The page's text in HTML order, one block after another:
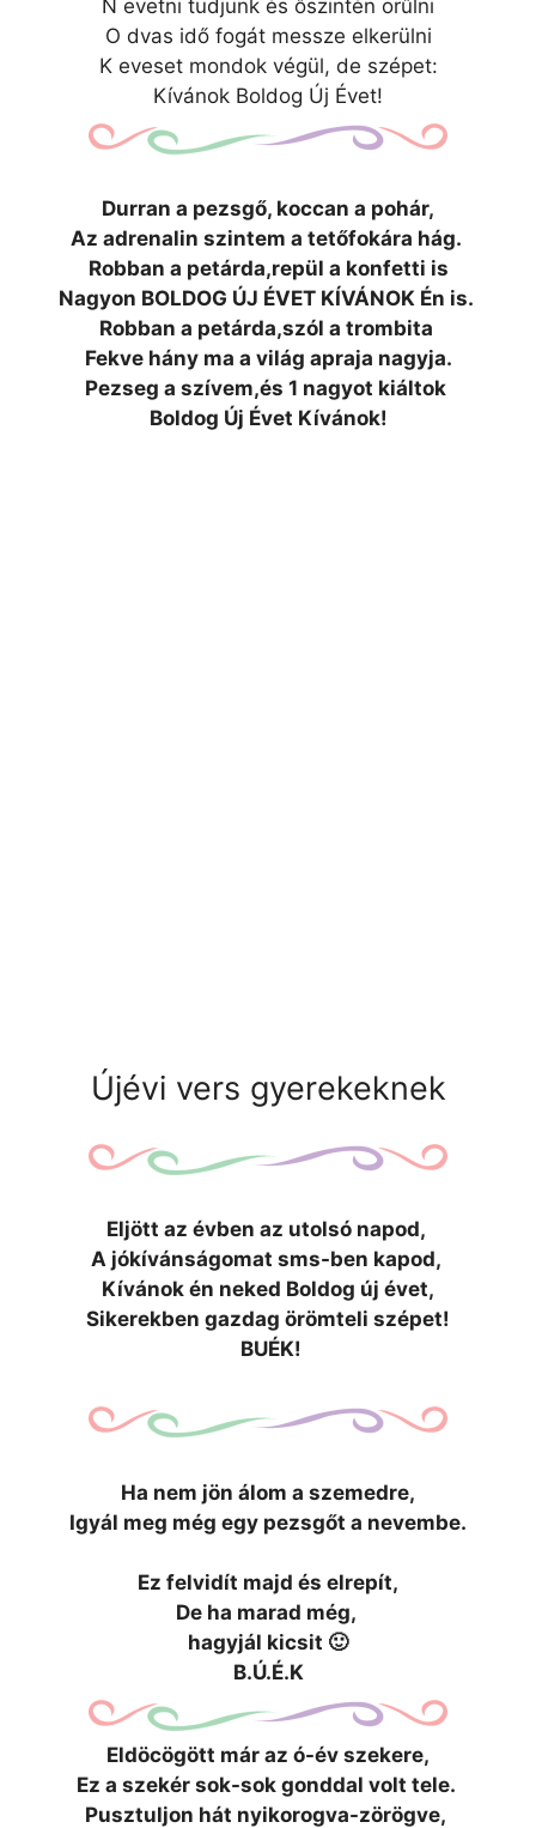
N evetni tudjunk és őszintén örűlni
O dvas idő fogát messze elkerülni
K eveset mondok végül, de szépet:
Kívánok Boldog Új Évet!
Durran a pezsgő, koccan a pohár,
Az adrenalin szintem a tetőfokára hág.
Robban a petárda,repül a konfetti is
Nagyon BOLDOG ÚJ ÉVET KÍVÁNOK Én is.
Robban a petárda,szól a trombita
Fekve hány ma a világ apraja nagyja.
Pezseg a szívem,és 1 nagyot kiáltok
Boldog Új Évet Kívánok!
Újévi vers gyerekeknek
Eljött az évben az utolsó napod,
A jókívánságomat sms-ben kapod,
Kívánok én neked Boldog új évet,
Sikerekben gazdag örömteli szépet!
BUÉK!
Ha nem jön álom a szemedre,
Igyál meg még egy pezsgőt a nevembe.
Ez felvidít majd és elrepít,
De ha marad még,
hagyjál kicsit 🙂
B.Ú.É.K
Eldöcögött már az ó-év szekere,
Ez a szekér sok-sok gonddal volt tele.
Pusztuljon hát nyikorogva-zörögve,